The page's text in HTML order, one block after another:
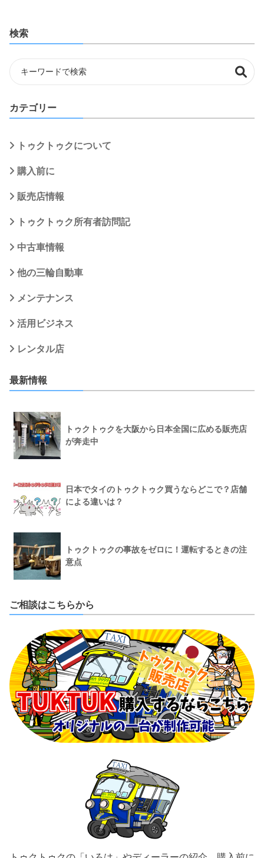
検索
カテゴリー
トゥクトゥクについて
購入前に
販売店情報
トゥクトゥク所有者訪問記
中古車情報
他の三輪自動車
メンテナンス
活用ビジネス
レンタル店
最新情報
トゥクトゥクを大阪から日本全国に広める販売店
が奔走中
日本でタイのトゥクトゥク買うならどこで？店舗
による違いは？
トゥクトゥクの事故をゼロに！運転するときの注
意点
ご相談はこちらから